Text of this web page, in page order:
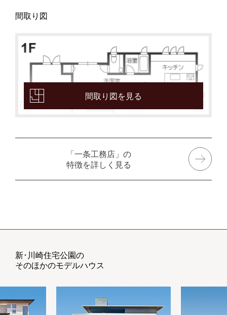
間取り図
間取り図を見る
「一条工務店」の
特徴を詳しく見る
新･川崎住宅公園の
そのほかのモデルハウス